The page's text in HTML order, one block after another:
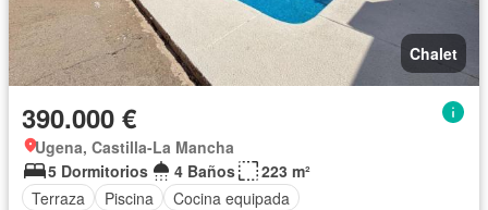
Chalet
390.000 €
Ugena, Castilla-La Mancha
5 Dormitorios
4 Baños
223 m²
Terraza
Piscina Cocina equipada